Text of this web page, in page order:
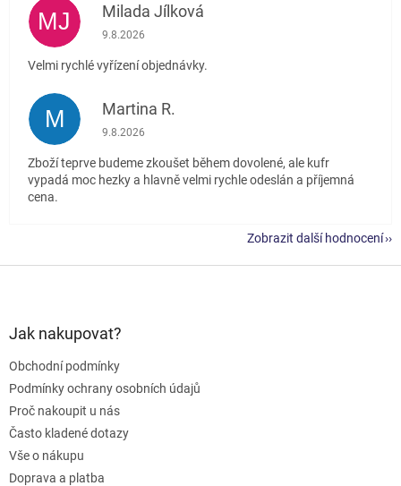
MJ Milada Jílková
Hodnocení obchodu je 5 z 5 hvězdiček.
9.8.2026
Velmi rychlé vyřízení objednávky.
M Martina R.
Hodnocení obchodu je 5 z 5 hvězdiček.
9.8.2026
Zboží teprve budeme zkoušet během dovolené, ale kufr
vypadá moc hezky a hlavně velmi rychle odeslán a příjemná
cena.
Zobrazit další hodnocení
Jak nakupovat?
Obchodní podmínky
Podmínky ochrany osobních údajů
Proč nakoupit u nás
Často kladené dotazy
Vše o nákupu
Doprava a platba